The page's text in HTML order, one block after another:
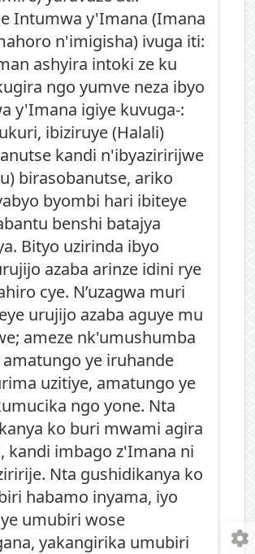
Intumwa y'Imana (Imana
n'imigisha) ivuga iti:
ashyira intoki ze ku
ngo yumve neza ibyo
y'Imana igiye kuvuga-:
ibiziruye (Halali)
kandi n'ibyaziririjwe
birasobanutse, ariko
byombi hari ibiteye
benshi batajya
Bityo uzirinda ibyo
azaba arinze idini rye
cye. N’uzagwa muri
urujijo azaba aguye mu
ameze nk'umushumba
ye iruhande
uzitiye, amatungo ye
ngo yone. Nta
ko buri mwami agira
kandi imbago z'Imana ni
Nta gushidikanya ko
habamo inyama, iyo
umubiri wose
yakangirika umubiri